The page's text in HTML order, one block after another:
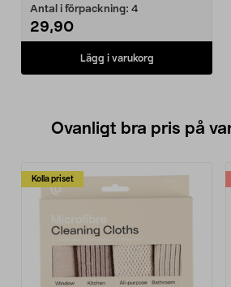
Antal i förpackning: 4
29,90
Lägg i varukorg
Ovanligt bra pris på
Kolla priset